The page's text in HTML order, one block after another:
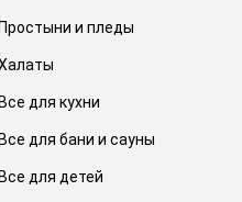
Простыни и пледы
Все для кухни
Все для бани и сауны
Все для детей